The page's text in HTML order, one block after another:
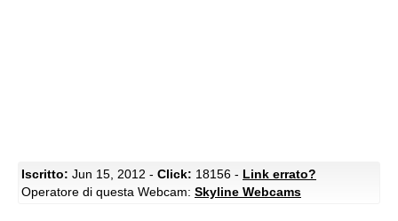
Iscritto: Jun 15, 2012 - Click: 18156 - Link errato?
Operatore di questa Webcam: Skyline Webcams